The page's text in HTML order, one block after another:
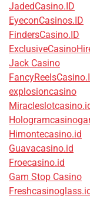
JadedCasino.ID
EyeconCasinos.ID
FindersCasino.ID
Jack Casino
explosioncasino
Himontecasino.id
Guavacasino.id
Froecasino.id
Gam Stop Casino
Freshcasinoglass.id